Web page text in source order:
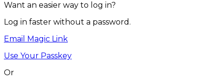
Want an easier way to log in?
Log in faster without a password.
Email Magic Link
Use Your Passkey
Or